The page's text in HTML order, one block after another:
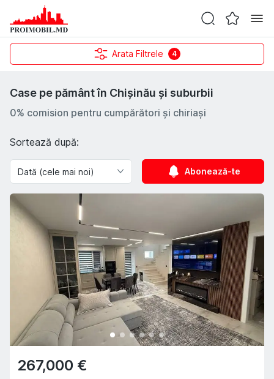
Arata Filtrele 4
Case pe pământ în Chișinău și suburbii
0% comision pentru cumpărători și chiriași
Sortează după:
Abonează-te
267,000 €